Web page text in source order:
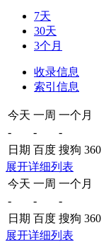
7天
30天
3个月
收录信息
索引信息
今天 一周 一个月
-
-
-
日期 百度 搜狗 360
展开详细列表
今天 一周 一个月
-
-
-
日期 百度 搜狗 360
展开详细列表